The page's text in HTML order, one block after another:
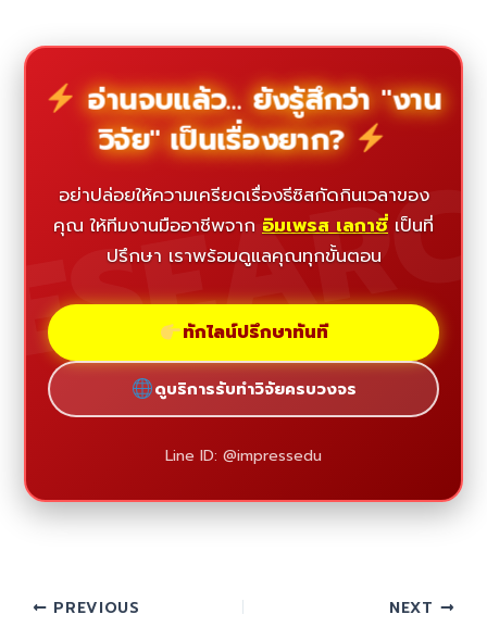
อ่านจบแล้ว... ยังรู้สึกว่า "งาน
วิจัย" เป็นเรื่องยาก?
อย่าปล่อยให้ความเครียดเรื่องธีซิสกัดกินเวลาของ
คุณ ให้ทีมงานมืออาชีพจาก อิมเพรส เลกาซี่ เป็นที่
ปรึกษา เราพร้อมดูแลคุณทุกขั้นตอน
ทักไลน์ปรึกษาทันที
ดูบริการรับทำวิจัยครบวงจร
Line ID: @impressedu
PREVIOUS NEXT